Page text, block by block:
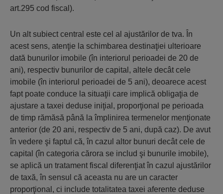
art.295 cod fiscal).
Un alt subiect central este cel al ajustărilor de tva. În
acest sens, atenţie la schimbarea destinaţiei ulterioare
dată bunurilor imobile (în interiorul perioadei de 20 de
ani), respectiv bunurilor de capital, altele decât cele
imobile (în interiorul perioadei de 5 ani), deoarece acest
fapt poate conduce la situaţii care implică obligaţia de
ajustare a taxei deduse iniţial, proporţional pe perioada
de timp rămăsă până la împlinirea termenelor menţionate
anterior (de 20 ani, respectiv de 5 ani, după caz). De avut
în vedere şi faptul că, în cazul altor bunuri decât cele de
capital (în categoria cărora se includ şi bunurile imobile),
se aplică un tratament fiscal diferenţiat în cazul ajustărilor
de taxă, în sensul că aceasta nu are un caracter
proporţional, ci include totalitatea taxei aferente deduse